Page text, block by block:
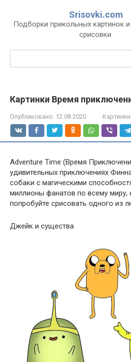
контенту
Srisovki.com
Подборки прикольных картинок
срисовки.
Поиск:
Картинки Время
Опубликовано: 12.08.2020
Adventure Time (Время
удивительных приключениях
собаки с магическими
миллионы фанатов по всему миру,
попробуйте срисовать одного из
Джейк и существа